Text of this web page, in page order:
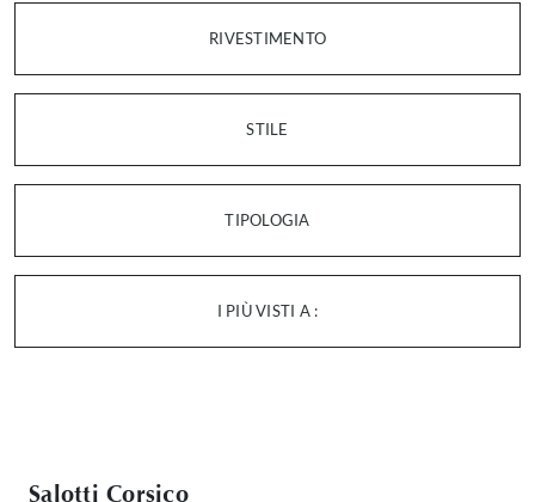
RIVESTIMENTO
STILE
TIPOLOGIA
I PIÙ VISTI A :
Salotti Corsico